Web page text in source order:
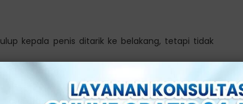
kepala penis ditarik ke belakang, tetapi tidak
terhambat dan menyebabkan pembengkakan